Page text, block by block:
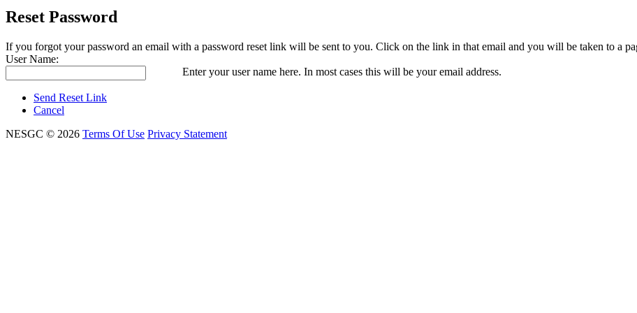
Reset Password
If you forgot your password an email with a password reset link will be sent to you. Click on the link in that email and you will be taken to a
User Name:
Enter your user name here. In most cases this will be your email address.
Send Reset Link
Cancel
NESGC © 2026 Terms Of Use Privacy Statement